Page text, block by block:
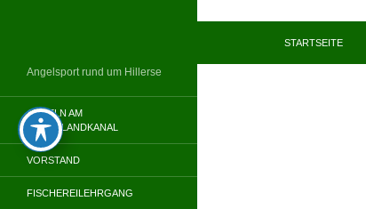
STARTSEITE
Angelsport rund um Hillerse
ANGELN AM
MITTELLANDKANAL
VORSTAND
FISCHEREILEHRGANG